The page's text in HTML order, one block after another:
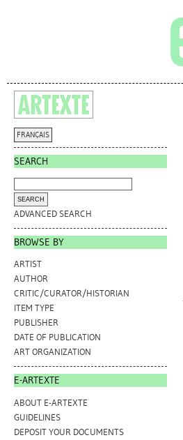
FRANÇAIS
SEARCH
ADVANCED SEARCH
BROWSE BY
ARTIST
AUTHOR
CRITIC/CURATOR/HISTORIAN
ITEM TYPE
PUBLISHER
DATE OF PUBLICATION
ART ORGANIZATION
E-ARTEXTE
ABOUT E-ARTEXTE
GUIDELINES
DEPOSIT YOUR DOCUMENTS